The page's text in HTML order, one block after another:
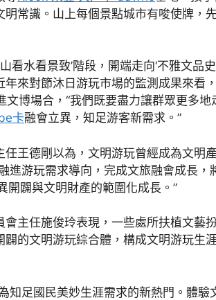
常識。山上每個景點城市有唆使牌，
看水看景致’階段，開端走向‘不雅文品
來對節沐日游玩市場的監測成果來看
博場合，“我們既要盡力讓群眾更多地
卡融會立異，知足游客新需求。”
王德剛以為，文明游玩曾經成為文明
進游玩需求導向，完成文旅融會成長，
開闢與文明財產的範圍化成長。”
主任施俊玲表現，一些處所扶植文藝
的文明游玩綜合體，構成文明游玩生
知足國民美妙生涯需求的新熱門。體